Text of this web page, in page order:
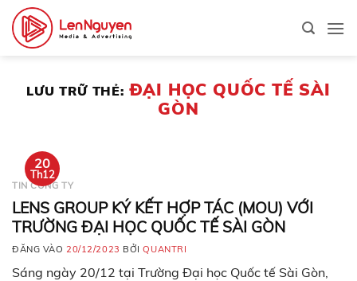
qua
LƯU TRỮ THẺ: ĐẠI HỌC QUỐC TẾ SÀI
GÒN
20
Th12
TIN CÔNG TY
LENS GROUP KÝ KẾT HỢP TÁC (MOU) VỚI
TRƯỜNG ĐẠI HỌC QUỐC TẾ SÀI GÒN
ĐĂNG VÀO 20/12/2023 BỞIQUANTRI
Sáng ngày 20/12 tại Trường Đại học Quốc tế Sài Gòn,